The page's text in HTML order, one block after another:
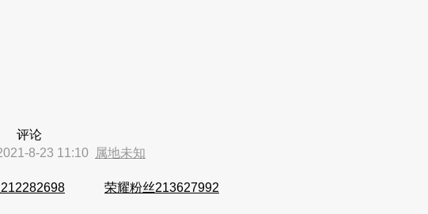
评论
8-23 11:10 属地未知
荣耀粉丝213627992